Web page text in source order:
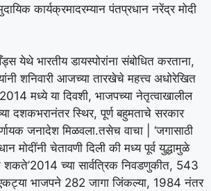
कार्यक्रमादरम्यान पंतप्रधान नरेंद्र मोदी
येथे भारतीय डायस्पोरांना संबोधित करताना,
शनिवारी आजच्या तारखेचे महत्त्व अधोरेखित
मध्ये या दिवशी, भाजपच्या नेतृत्वाखालील
दशकभरानंतर स्थिर, पूर्ण बहुमताचे सरकार
जनादेश मिळवला.तसेच वाचा | ‘जगासाठी
मोदींनी चेतावणी दिली की मध्य पूर्व युद्धामुळे
शकते’2014 च्या सार्वत्रिक निवडणुकीत, 543
भाजपने 282 जागा जिंकल्या, 1984 नंतर